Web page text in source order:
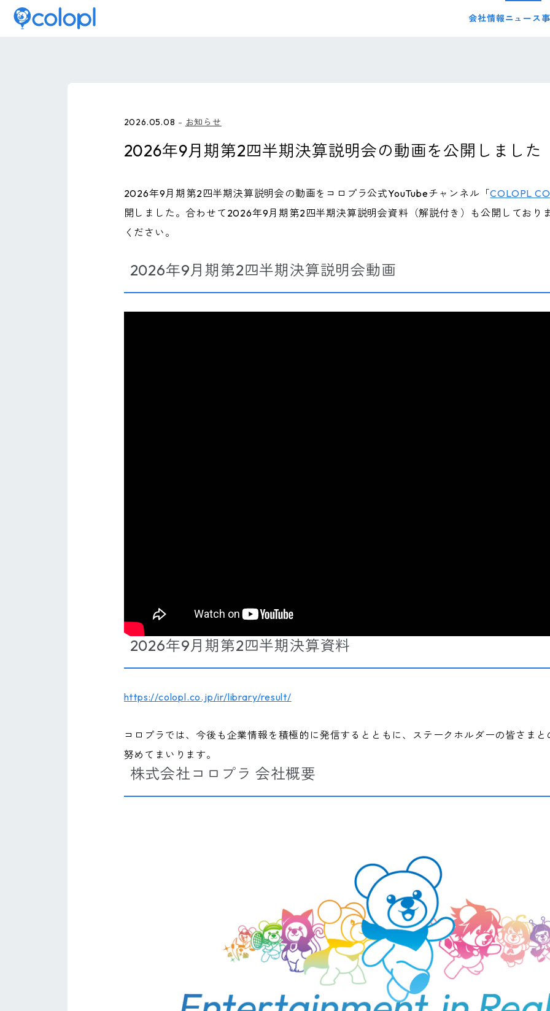
会社情報ニュース
2026.05.08 お知らせ
2026年9月期第2四半期決算説明会の動画を公開しました
2026年9月期第2四半期決算説明会の動画をコロプラ公式YouTubeチャンネル「COLOPL
開しました。合わせて2026年9月期第2四半期決算説明会資料（解説付き）も公開しており
ください。
2026年9月期第2四半期決算説明会動画
2026年9月期第2四半期決算資料
https://colopl.co.jp/ir/library/result/
コロプラでは、今後も企業情報を積極的に発信するとともに、ステークホルダーの皆さま
努めてまいります。
株式会社コロプラ 会社概要